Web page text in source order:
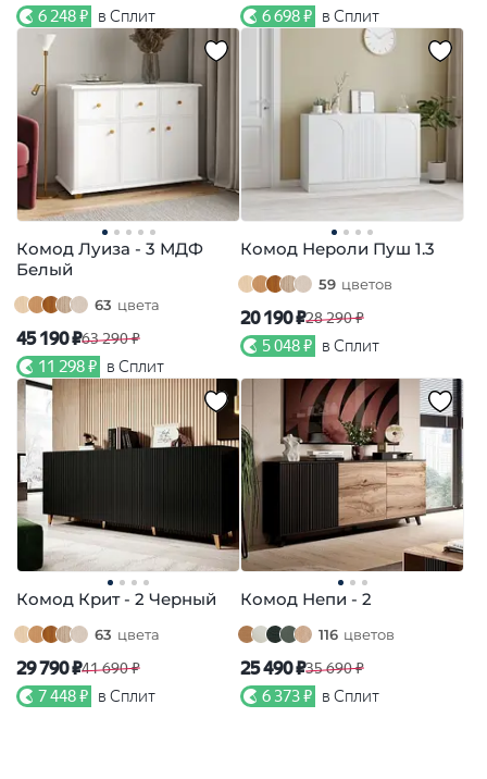
6 248 ₽ в Сплит 6 698 ₽ в Сплит
Комод Луиза - 3 МДФ
Белый
63 цвета
45 190 ₽63 290 ₽
11 298 ₽ в Сплит
Комод Нероли Пуш 1.3
59 цветов
20 190 ₽28 290 ₽
5 048 ₽ в Сплит
Комод Крит - 2 Черный
63 цвета
29 790 ₽41 690 ₽
7 448 ₽ в Сплит
Комод Непи - 2
116 цветов
25 490 ₽35 690 ₽
6 373 ₽ в Сплит